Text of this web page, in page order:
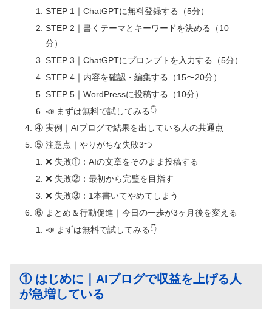
STEP 1｜ChatGPTに無料登録する（5分）
STEP 2｜書くテーマとキーワードを決める（10
分）
STEP 3｜ChatGPTにプロンプトを入力する（5分）
STEP 4｜内容を確認・編集する（15〜20分）
STEP 5｜WordPressに投稿する（10分）
📣 まずは無料で試してみる👇
④ 実例｜AIブログで結果を出している人の共通点
⑤ 注意点｜やりがちな失敗3つ
❌ 失敗①：AIの文章をそのまま投稿する
❌ 失敗②：最初から完璧を目指す
❌ 失敗③：1本書いてやめてしまう
⑥ まとめ＆行動促進｜今日の一歩が3ヶ月後を変える
📣 まずは無料で試してみる👇
① はじめに｜AIブログで収益を上げる人
が急増している